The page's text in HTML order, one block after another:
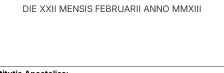
DIE XXII MENSIS FEBRUARII ANNO MMXIII